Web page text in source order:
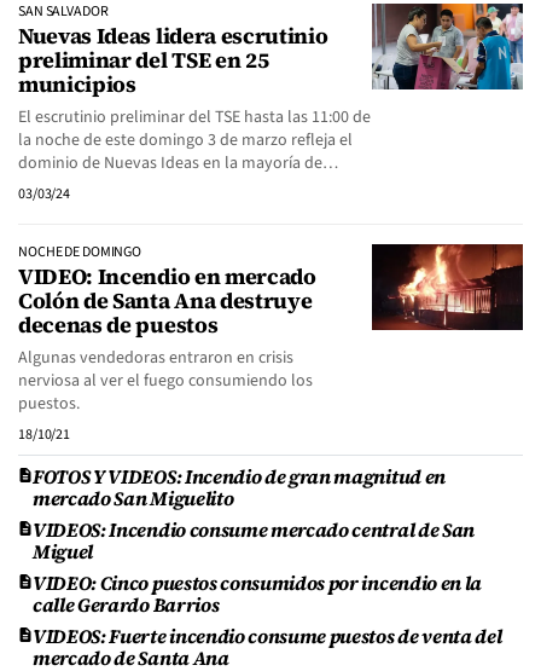
SAN SALVADOR
Nuevas Ideas lidera escrutinio
preliminar del TSE en 25
municipios
El escrutinio preliminar del TSE hasta las 11:00 de
la noche de este domingo 3 de marzo refleja el
dominio de Nuevas Ideas en la mayoría de…
03/03/24
NOCHE DE DOMINGO
VIDEO: Incendio en mercado
Colón de Santa Ana destruye
decenas de puestos
Algunas vendedoras entraron en crisis
nerviosa al ver el fuego consumiendo los
puestos.
18/10/21
FOTOS Y VIDEOS: Incendio de gran magnitud en
mercado San Miguelito
VIDEOS: Incendio consume mercado central de San
Miguel
VIDEO: Cinco puestos consumidos por incendio en la
calle Gerardo Barrios
VIDEOS: Fuerte incendio consume puestos de venta del
mercado de Santa Ana